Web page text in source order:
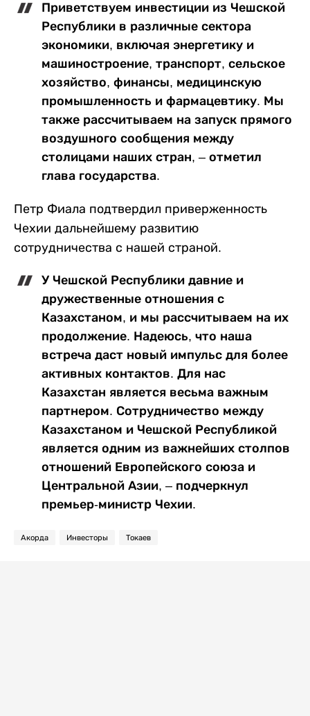
Приветствуем инвестиции из Чешской
Республики в различные сектора
экономики, включая энергетику и
машиностроение, транспорт, сельское
хозяйство, финансы, медицинскую
промышленность и фармацевтику. Мы
также рассчитываем на запуск прямого
воздушного сообщения между
столицами наших стран, – отметил
глава государства.
Петр Фиала подтвердил приверженность
Чехии дальнейшему развитию
сотрудничества с нашей страной.
У Чешской Республики давние и
дружественные отношения с
Казахстаном, и мы рассчитываем на их
продолжение. Надеюсь, что наша
встреча даст новый импульс для более
активных контактов. Для нас
Казахстан является весьма важным
партнером. Сотрудничество между
Казахстаном и Чешской Республикой
является одним из важнейших столпов
отношений Европейского союза и
Центральной Азии, – подчеркнул
премьер-министр Чехии.
Акорда Инвесторы Токаев